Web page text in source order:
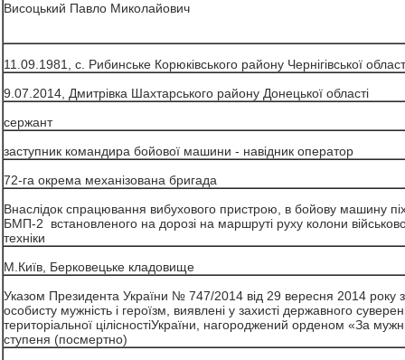
Висоцький Павло Миколайович
11.09.1981, с. Рибинське Корюківського району Чернігівської
9.07.2014, Дмитрівка Шахтарського району Донецької області
сержант
заступник командира бойової машини - навідник оператор
72-га окрема механізована бригада
Внаслідок спрацювання вибухового пристрою, в бойову машину
БМП-2 встановленого на дорозі на маршруті руху колони
техніки
М.Київ, Берковецьке кладовище
Указом Президента України № 747/2014 від 29 вересня 2014 року
особисту мужність і героїзм, виявлені у захисті державного
територіальної цілісностіУкраїни, нагороджений орденом «За
ступеня (посмертно)